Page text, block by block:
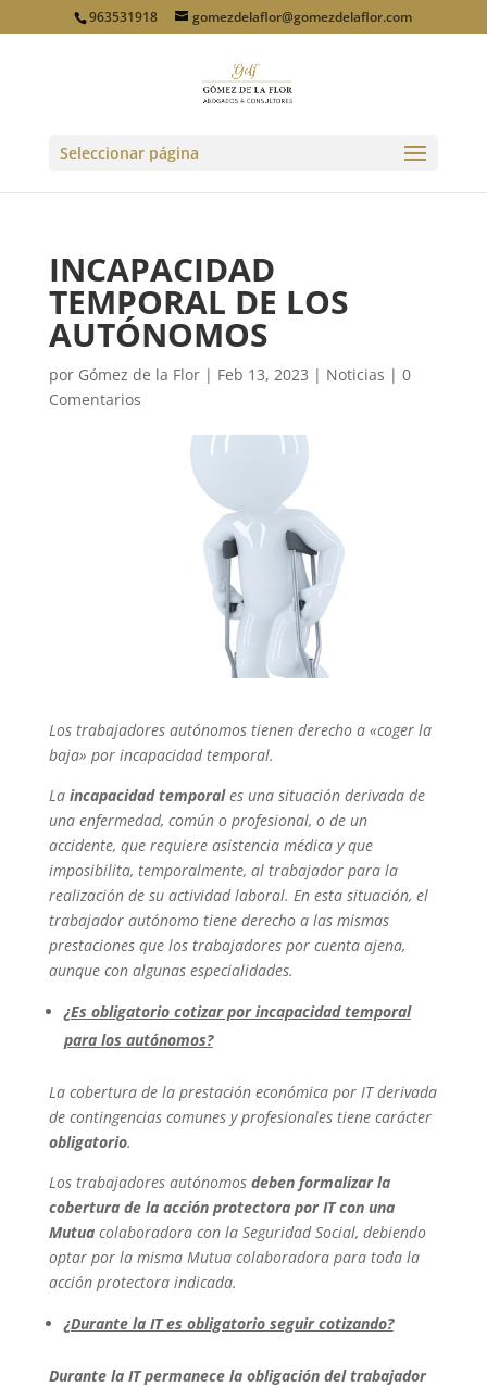
963531918 gomezdelaflor@gomezdelaflor.com
Seleccionar página
INCAPACIDAD
TEMPORAL DE LOS
AUTÓNOMOS
por Gómez de la Flor| Feb 13, 2023 | Noticias | 0
Comentarios
Los trabajadores autónomos tienen derecho a «coger la
baja» por incapacidad temporal.
La incapacidad temporales una situación derivada de
una enfermedad, común o profesional, o de un
accidente, que requiere asistencia médica y que
imposibilita, temporalmente, al trabajador para la
realización de su actividad laboral. En esta situación, el
trabajador autónomo tiene derecho a las mismas
prestaciones que los trabajadores por cuenta ajena,
aunque con algunas especialidades.
¿Es obligatorio cotizar por incapacidad temporal
para los autónomos?
La cobertura de la prestación económica por IT derivada
de contingencias comunes y profesionales tiene carácter
obligatorio.
Los trabajadores autónomos deben formalizar la
cobertura de la acción protectora por IT con una
Mutua colaboradora con la Seguridad Social, debiendo
optar por la misma Mutua colaboradora para toda la
acción protectora indicada.
¿Durante la IT es obligatorio seguir cotizando?
Durante la IT permanece la obligación del trabajador